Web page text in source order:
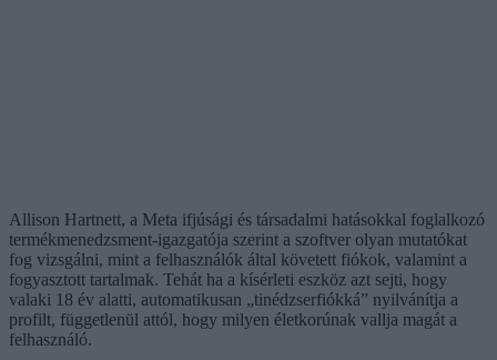
Allison Hartnett, a Meta ifjúsági és társadalmi hatásokkal foglalkozó
termékmenedzsment-igazgatója szerint a szoftver olyan mutatókat
fog vizsgálni, mint a felhasználók által követett fiókok, valamint a
fogyasztott tartalmak. Tehát ha a kísérleti eszköz azt sejti, hogy
valaki 18 év alatti, automatikusan „tinédzserfiókká” nyilvánítja a
profilt, függetlenül attól, hogy milyen életkorúnak vallja magát a
felhasználó.